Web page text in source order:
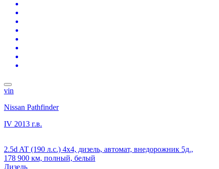
vin
Nissan Pathfinder
IV 2013 г.в.
2.5d AT (190 л.с.) 4x4, дизель, автомат, внедорожник 5д.,
178 900 км, полный, белый
Дизель